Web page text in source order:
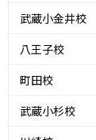
武蔵小金井校
八王子校
町田校
武蔵小杉校